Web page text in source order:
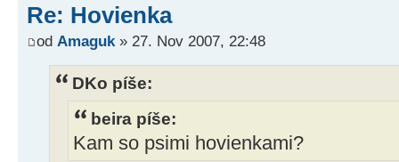
Re: Hovienka
od Amaguk» 27. Nov 2007, 22:48
DKo píše:
beira píše:
Kam so psimi hovienkami?